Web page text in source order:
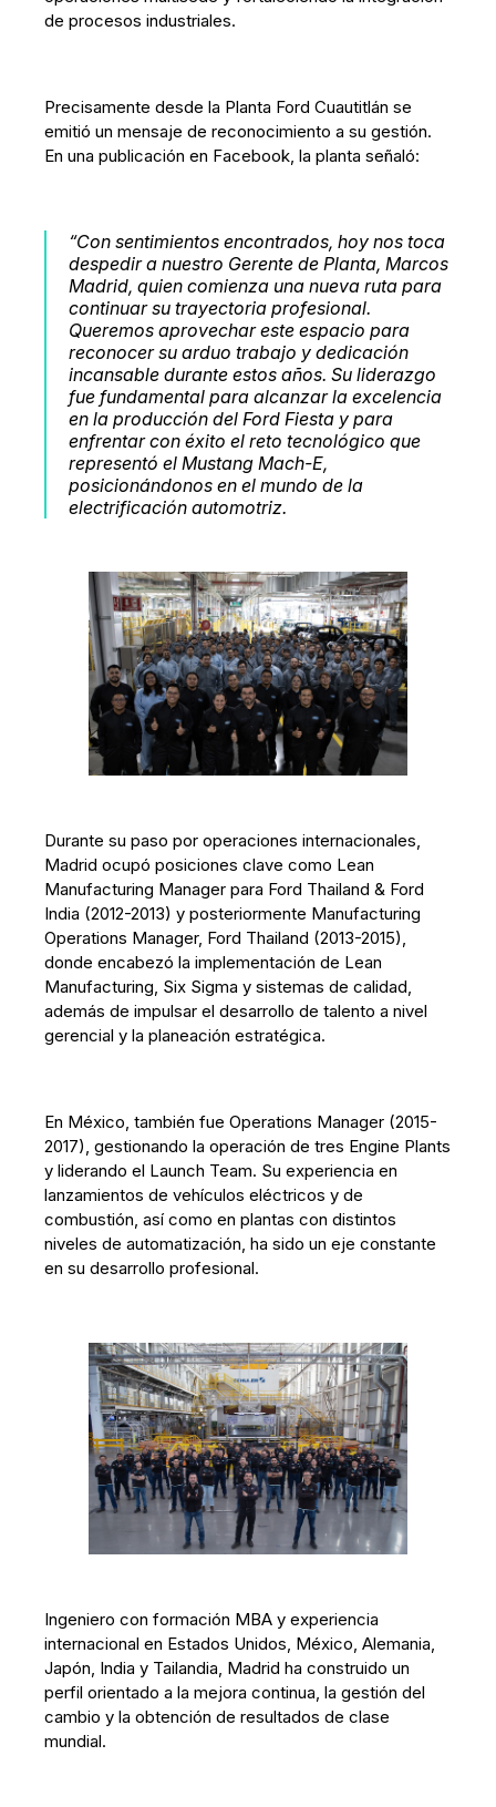
de procesos industriales.
Precisamente desde la Planta Ford Cuautitlán se
emitió un mensaje de reconocimiento a su gestión.
En una publicación en Facebook, la planta señaló:
“Con sentimientos encontrados, hoy nos toca
despedir a nuestro Gerente de Planta, Marcos
Madrid, quien comienza una nueva ruta para
continuar su trayectoria profesional.
Queremos aprovechar este espacio para
reconocer su arduo trabajo y dedicación
incansable durante estos años. Su liderazgo
fue fundamental para alcanzar la excelencia
en la producción del Ford Fiesta y para
enfrentar con éxito el reto tecnológico que
representó el Mustang Mach-E,
posicionándonos en el mundo de la
electrificación automotriz.
Durante su paso por operaciones internacionales,
Madrid ocupó posiciones clave como Lean
Manufacturing Manager para Ford Thailand & Ford
India (2012-2013) y posteriormente Manufacturing
Operations Manager, Ford Thailand (2013-2015),
donde encabezó la implementación de Lean
Manufacturing, Six Sigma y sistemas de calidad,
además de impulsar el desarrollo de talento a nivel
gerencial y la planeación estratégica.
En México, también fue Operations Manager (2015-
2017), gestionando la operación de tres Engine Plants
y liderando el Launch Team. Su experiencia en
lanzamientos de vehículos eléctricos y de
combustión, así como en plantas con distintos
niveles de automatización, ha sido un eje constante
en su desarrollo profesional.
Ingeniero con formación MBA y experiencia
internacional en Estados Unidos, México, Alemania,
Japón, India y Tailandia, Madrid ha construido un
perfil orientado a la mejora continua, la gestión del
cambio y la obtención de resultados de clase
mundial.